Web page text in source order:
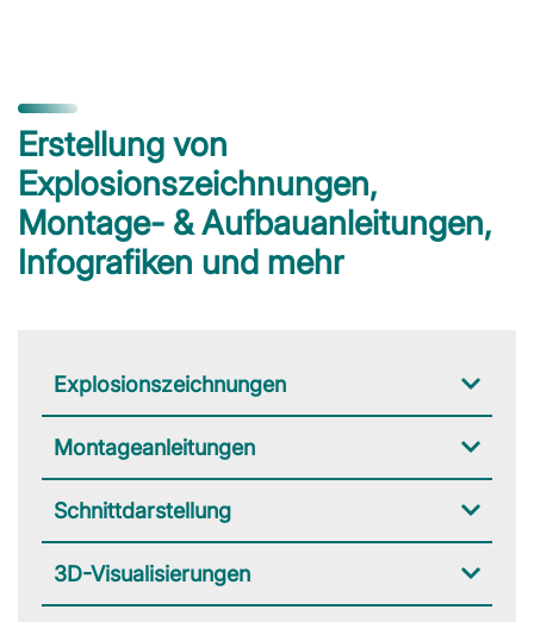
Erstellung von
Explosionszeichnungen,
Montage- & Aufbauanleitungen,
Infografiken und mehr
Explosionszeichnungen
Montageanleitungen
Schnittdarstellung
3D-Visualisierungen